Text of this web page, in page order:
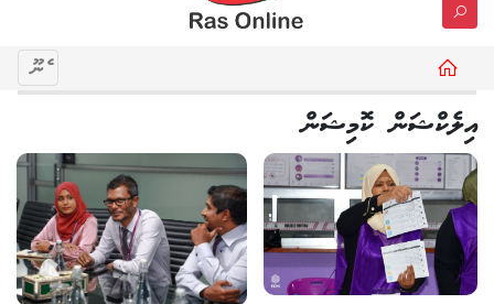
މެނޫ
އިލެކްޝަން ކޮމިޝަން